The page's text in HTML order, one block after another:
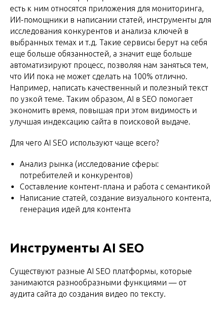
есть к ним относятся приложения для мониторинга,
ИИ-помощники в написании статей, инструменты для
исследования конкурентов и анализа ключей в
выбранных темах и т.д. Такие сервисы берут на себя
еще больше обязанностей, а значит еще больше
автоматизируют процесс, позволяя нам заняться тем,
что ИИ пока не может сделать на 100% отлично.
Например, написать качественный и полезный текст
по узкой теме. Таким образом, AI в SEO помогает
экономить время, повышая при этом видимость и
улучшая индексацию сайта в поисковой выдаче.
Для чего AI SEO используют чаще всего?
Анализ рынка (исследование сферы:
потребителей и конкурентов)
Составление контент-плана и работа с семантикой
Написание статей, создание визуального контента,
генерация идей для контента
Инструменты AI SEO
Существуют разные AI SEO платформы, которые
занимаются разнообразными функциями — от
аудита сайта до создания видео по тексту.